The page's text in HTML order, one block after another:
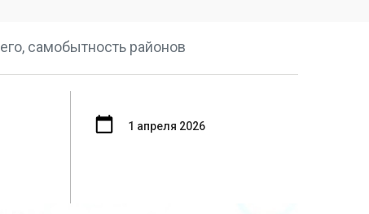
самобытность районов
1 апреля 2026